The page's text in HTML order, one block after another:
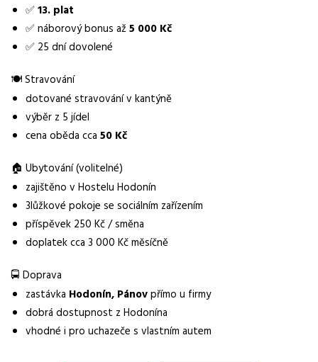
Směny
dvousměnný provoz
6:00-14:00, 14:00-22:00
práce na pracovišti
Základní
Bonus
náboryvý bonus až 5 000 Kč
Vybrané benefity
✅13. plat
✅ náborový bonus až5 000 Kč
✅ 25 dní dovolené
🍽️ Stravování
dotované stravování v kantýně
výběr z 5 jídel
cena oběda cca 50 Kč
🏠 Ubytování (volitelné)
zajištěno v Hostelu Hodonín
3lůžkové pokoje se sociálním zařízením
příspěvek 250 Kč / směna
doplatek cca 3 000 Kč měsíčně
🚍 Doprava
zastávka Hodonín, Pánovpřímo u firmy
dobrá dostupnost z Hodonína
vhodné i pro uchazeče s vlastním autem